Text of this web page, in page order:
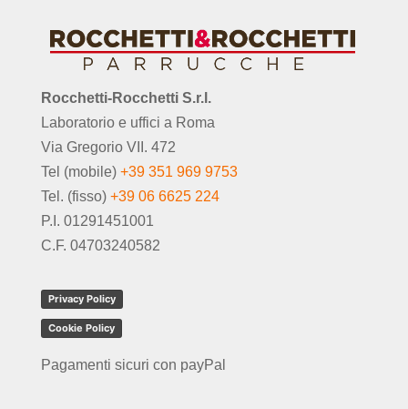
Rocchetti-Rocchetti S.r.l.
Laboratorio e uffici a Roma
Via Gregorio VII. 472
Tel (mobile) +39 351 969 9753
Tel. (fisso) +39 06 6625 224
P.I. 01291451001
C.F. 04703240582
Privacy Policy
Cookie Policy
Pagamenti sicuri con payPal